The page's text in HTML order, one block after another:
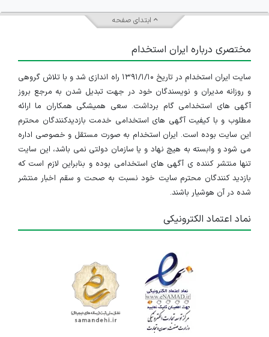
ابتدای صفحه
مختصری درباره ایران استخدام
سایت ایران استخدام در تاریخ ۱۳۹۱/۱/۱۰ راه اندازی شد و با تلاش گروهی
و روزانه مدیران و نویسندگان خود در جهت تبدیل شدن به مرجع بروز
آگهی های استخدامی گام برداشت. سعی همیشگی همکاران ما ارائه
مطلوب و با کیفیت آگهی های استخدامی خدمت بازدیدکنندگان محترم
این سایت بوده است. ایران استخدام به صورت مستقل و خصوصی اداره
می شود و وابسته به هیچ نهاد و یا سازمان دولتی نمی باشد، این سایت
تنها منتشر کننده ی آگهی های استخدامی بوده و بنابراین لازم است که
بازدید کنندگان محترم سایت خود نسبت به صحت و سقم اخبار منتشر
شده در آن هوشیار باشند.
نماد اعتماد الکترونیکی